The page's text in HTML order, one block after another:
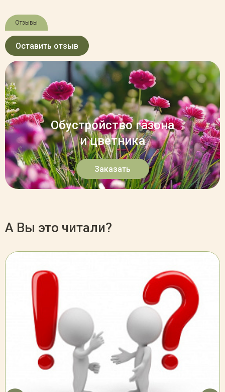
Отзывы
Оставить отзыв
Обустройство газона
и цветника
Заказать
А Вы это читали?